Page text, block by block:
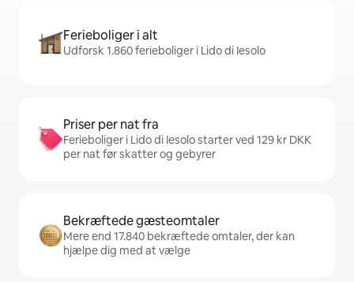
Ferieboliger i alt
Udforsk 1.860 ferieboliger i Lido di Iesolo
Priser per nat fra
Ferieboliger i Lido di Iesolo starter ved 129 kr DKK
per nat før skatter og gebyrer
Bekræftede gæsteomtaler
Mere end 17.840 bekræftede omtaler, der kan
hjælpe dig med at vælge